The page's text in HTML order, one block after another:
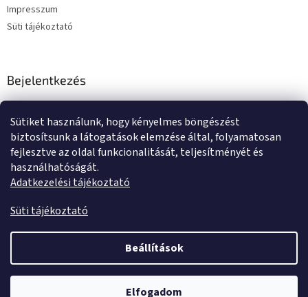
Sütiket használunk, hogy kényelmes böngészést
biztosítsunk a látogatások elemzése által, folyamatosan
fejlesztve az oldal funkcionalitását, teljesítményét és
használhatóságát.
Adatkezelési tájékoztató
Süti tájékoztató
Beállítások
Elfogadom
Impresszum
Süti tájékoztató
Bejelentkezés
E-mail
Jelszó
BEJELENTKEZÉS
Új regisztrációElfelejtett jelszó
Shoptet készítette
Tente kerekek és görgők